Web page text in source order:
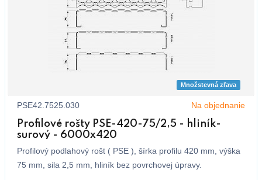
Množstevná zľava
PSE42.7525.030 Na objednanie
Profilové rošty PSE-420-75/2,5 - hliník-
surový - 6000x420
Profilový podlahový rošt ( PSE ), šírka profilu 420 mm, výška
75 mm, sila 2,5 mm, hliník bez povrchovej úpravy.